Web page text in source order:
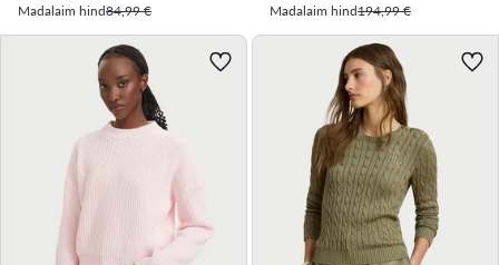
Madalaim hind84,99 €
Madalaim hind194,99 €